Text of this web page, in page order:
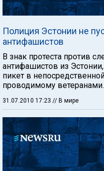
Полиция Эстонии не
антифашистов
В знак протеста против
антифашистов из
пикет в
проводимому ветеранами.
31.07.2010 17:23 // В мире